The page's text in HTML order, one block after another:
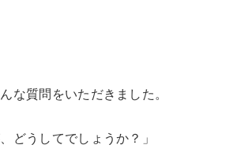
な質問をいただきました。
どうしてでしょうか？」